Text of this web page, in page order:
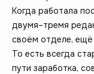
Когда работала
двумя–тремя
своём отделе, ещё
То есть всегда
пути заработка,